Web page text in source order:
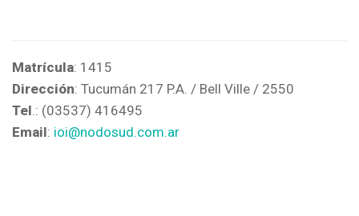
Matrícula: 1415
Dirección: Tucumán 217 P.A. / Bell Ville / 2550
Tel.: (03537) 416495
Email: ioi@nodosud.com.ar